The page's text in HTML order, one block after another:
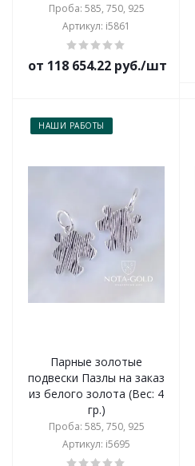
Проба: 585, 750, 925
Артикул: i5861
от 118 654.22 руб./шт
НАШИ РАБОТЫ
Парные золотые
подвески Пазлы на заказ
из белого золота (Вес: 4
гр.)
Проба: 585, 750, 925
Артикул: i5695